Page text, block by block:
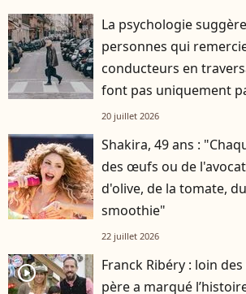
La psychologie
personnes qui
conducteurs en
font pas uniquement
20 juillet 2026
Shakira, 49 ans :
des œufs ou de
d'olive, de la tomate,
smoothie"
22 juillet 2026
player2
Franck Ribéry : loin
père a marqué